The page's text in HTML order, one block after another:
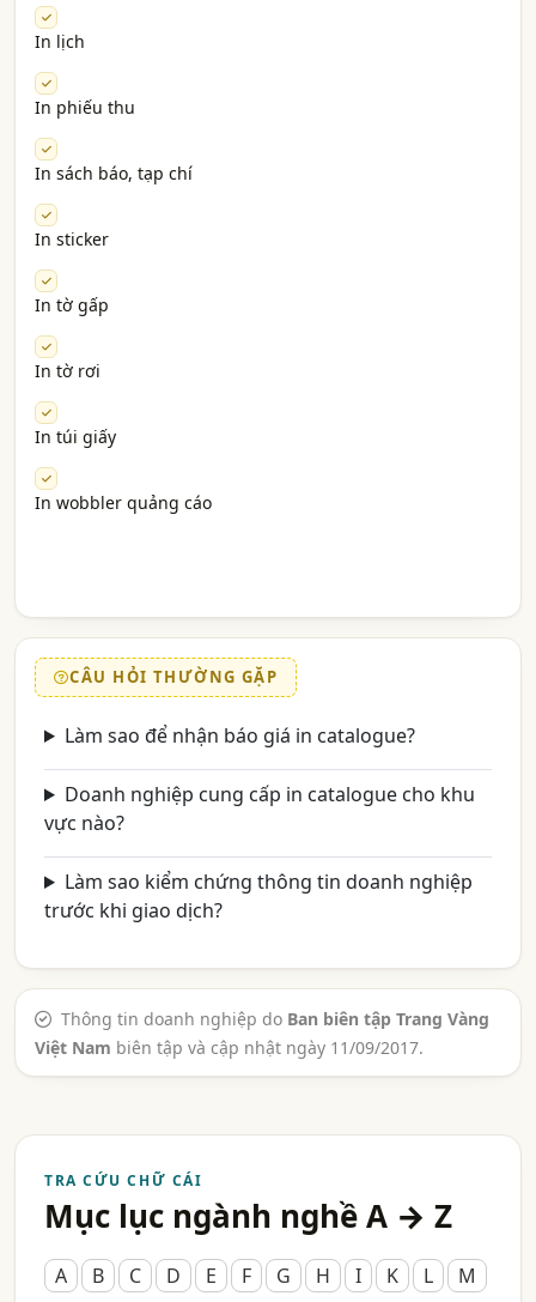
In lịch
In phiếu thu
In sách báo, tạp chí
In sticker
In tờ gấp
In tờ rơi
In túi giấy
In wobbler quảng cáo
CÂU HỎI THƯỜNG GẶP
Làm sao để nhận báo giá in catalogue?
Doanh nghiệp cung cấp in catalogue cho khu
vực nào?
Làm sao kiểm chứng thông tin doanh nghiệp
trước khi giao dịch?
Thông tin doanh nghiệp do Ban biên tập Trang Vàng
Việt Nam biên tập và cập nhật ngày 11/09/2017.
TRA CỨU CHỮ CÁI
Mục lục ngành nghề A → Z
A B C D E F G H I K L
M